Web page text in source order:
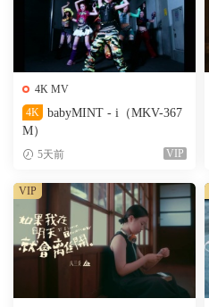
4K MV
4K
babyMINT - i（MKV-367
M）
5天前 VIP
VIP